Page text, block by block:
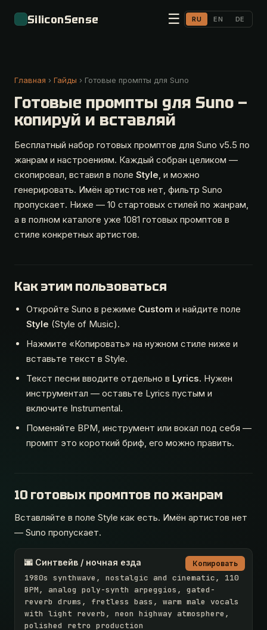
SiliconSense ☰ RU EN DE
Главная › Гайды › Готовые промпты для Suno
Готовые промпты для Suno —
копируй и вставляй
Бесплатный набор готовых промптов для Suno v5.5 по
жанрам и настроениям. Каждый собран целиком —
скопировал, вставил в поле Style, и можно
генерировать. Имён артистов нет, фильтр Suno
пропускает. Ниже — 10 стартовых стилей по жанрам,
а в полном каталоге уже 1081 готовых промптов в
стиле конкретных артистов.
Как этим пользоваться
Откройте Suno в режиме Custom и найдите поле
Style (Style of Music).
Нажмите «Копировать» на нужном стиле ниже и
вставьте текст в Style.
Текст песни вводите отдельно в Lyrics. Нужен
инструментал — оставьте Lyrics пустым и
включите Instrumental.
Поменяйте BPM, инструмент или вокал под себя —
промпт это короткий бриф, его можно править.
10 готовых промптов по жанрам
Вставляйте в поле Style как есть. Имён артистов нет
— Suno пропускает.
Копировать
🌆 Синтвейв / ночная езда
1980s synthwave, nostalgic and cinematic, 110
BPM, analog poly-synth arpeggios, gated-
reverb drums, fretless bass, warm male vocals
with light reverb, neon highway atmosphere,
polished retro production